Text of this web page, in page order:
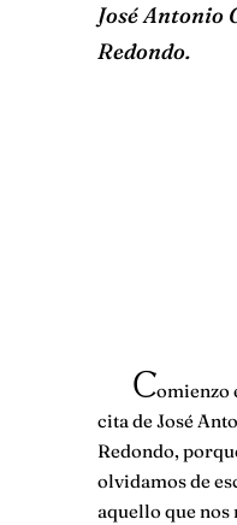
José Antonio
Redondo.
Comienzo
cita de José
Redondo,
olvidamos de
aquello que nos